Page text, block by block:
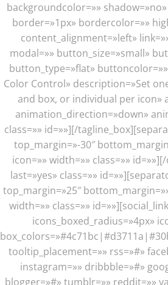
backgroundcolor=»»
border=»1px» bordercolor=»»
content_alignment=»left»
modal=»» button_size=»small»
button_type=»flat»
Color Control» description=»Set
and box, or individual per icon»
animation_direction=»down»
class=»» id=»»][/
top_margin=»-30″
icon=»» width=»» class=»»
last=»yes» class=»»
top_margin=»25″
width=»» class=»»
icons_boxed_radius=»4px»
tooltip_placement=»» rss=»#»
instagram=»» dribbble=»#»
blogger=»#» tumblr=»» reddit=»»